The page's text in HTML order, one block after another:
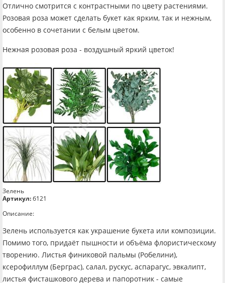
Отлично смотрится с контрастными по цвету растениями.
Розовая роза может сделать букет как ярким, так и нежным,
особенно в сочетании с белым цветом.
Нежная розовая роза - воздушный яркий цветок!
Зелень
Артикул:б121
Описание:
Зелень используется как украшение букета или композиции.
Помимо того, придаёт пышности и объёма флористическому
творению. Листья финиковой пальмы (Робелини),
ксерофиллум (Берграс), салал, рускус, аспарагус, эвкалипт,
листья фисташкового дерева и папоротник - самые